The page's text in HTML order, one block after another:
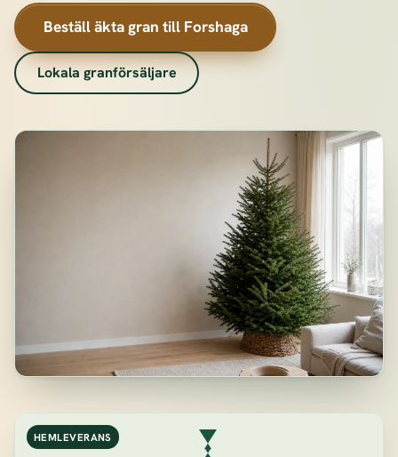
Beställ äkta gran till Forshaga
Lokala granförsäljare
HEMLEVERANS